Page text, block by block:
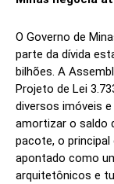
O Governo de
parte da dívida
bilhões. A
Projeto de Lei
diversos imóveis
amortizar o saldo
pacote, o principal
apontado como
arquitetônicos e